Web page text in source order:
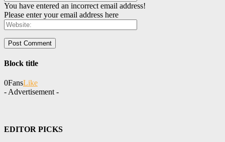
You have entered an incorrect email address!
Please enter your email address here
Block title
0FansLike
- Advertisement -
EDITOR PICKS